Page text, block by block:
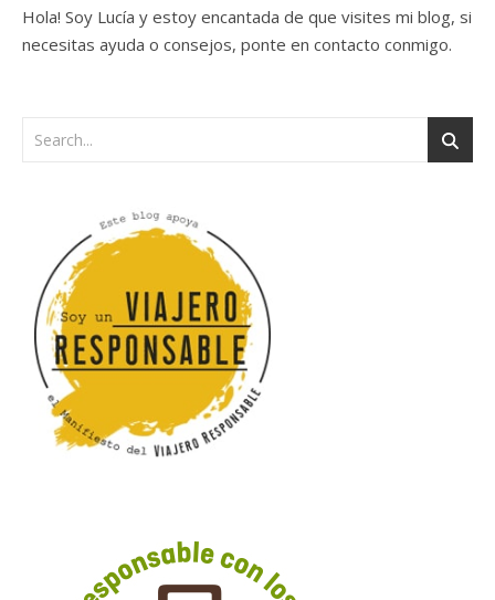
Hola! Soy Lucía y estoy encantada de que visites mi blog, si
necesitas ayuda o consejos, ponte en contacto conmigo.